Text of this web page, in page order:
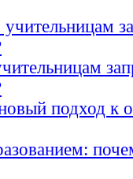
подход к